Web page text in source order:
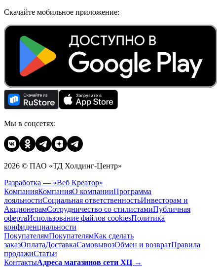
Скачайте мобильное приложение:
Мы в соцсетях:
2026 © ПАО «ТД Холдинг-Центр»
Разработка — «Веб Креатор»
КомпанияКомпанияО компанииПрограмма
лояльностиСоциальная ответственностьИнвесторам и
АкционерамСотрудничество со стилистамиПубличная
офертаИспользование файлов cookiesПолитика
конфиденциальности
ПокупателямПокупателямКак сделать
заказОплатаДоставкаCамовывозОбмен и возвратПравила
продажиСтатьи
КонтактыАдреса магазинов сети ХЦ →